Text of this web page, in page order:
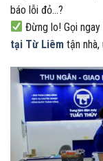
báo lỗi đỏ…?
Đừng lo! Gọi ngay
tại Từ Liêm tận